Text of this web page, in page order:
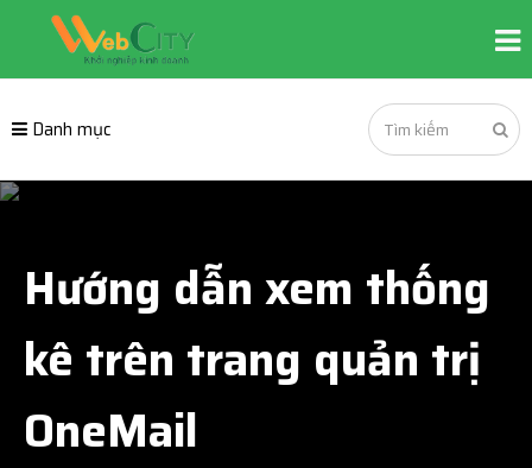
Danh mục
Hướng dẫn xem thống
kê trên trang quản trị
OneMail